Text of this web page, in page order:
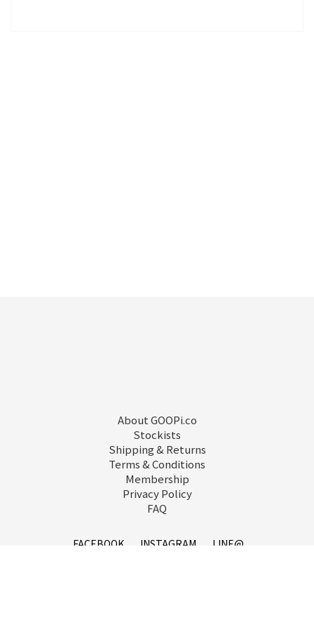
About GOOPi.co
Stockists
Shipping & Returns
Terms & Conditions
Membership
Privacy Policy
FAQ
FACEBOOK INSTAGRAM
LINE@